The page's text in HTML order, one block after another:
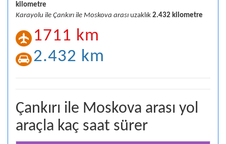
kilometre
Karayolu ile Çankırı ile Moskova arası uzaklık 2.432 kilometre
1711 km
2.432 km
Çankırı ile Moskova arası yol
araçla kaç saat sürer